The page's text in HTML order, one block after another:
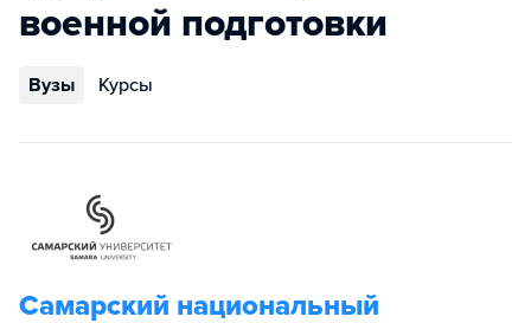
военной подготовки
Вузы Курсы
Самарский национальный